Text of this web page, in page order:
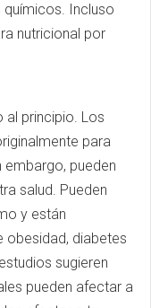
Incluso
nutricional por
al principio. Los
para
embargo, pueden
salud. Pueden
y están
obesidad, diabetes
sugieren
pueden afectar a